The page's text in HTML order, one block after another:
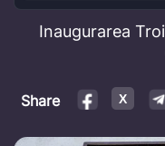
Inaugurarea
Share